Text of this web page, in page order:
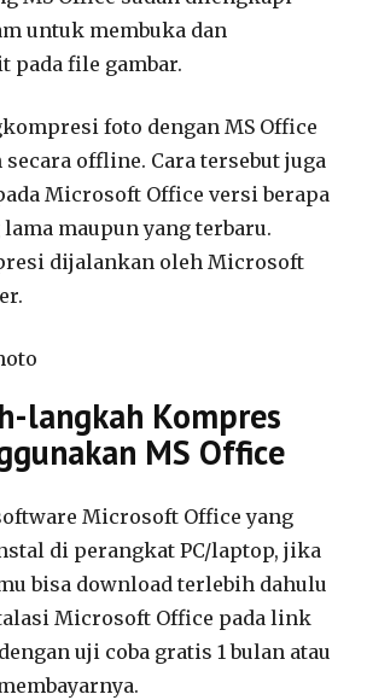
untuk membuka dan
pada file gambar.
foto dengan MS Office
offline. Cara tersebut juga
Microsoft Office versi berapa
maupun yang terbaru.
dijalankan oleh Microsoft
langkah Kompres
MS Office
Microsoft Office yang
di perangkat PC/laptop, jika
bisa download terlebih dahulu
Microsoft Office pada link
uji coba gratis 1 bulan atau